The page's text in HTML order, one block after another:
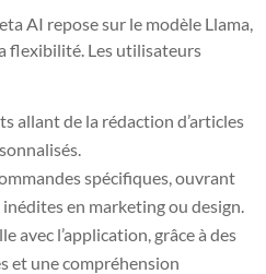
AI repose sur le modèle Llama,
flexibilité. Les utilisateurs
allant de la rédaction d’articles
spécifiques, ouvrant
en marketing ou design.
avec l’application, grâce à des
et une compréhension